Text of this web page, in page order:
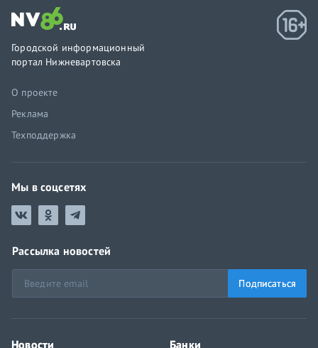
Городской информационный
портал Нижневартовска
О проекте
Реклама
Техподдержка
Мы в соцсетях
Рассылка новостей
Подписаться
Новости Банки